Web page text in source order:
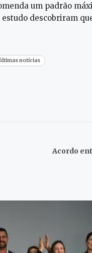
um padrão
descobriram
notícias
Acordo